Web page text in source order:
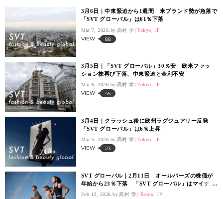
3月6日｜中東緊迫から1週間 米ブランド勢が急落で
「SVT グローバル」は61％下落
Mar 7, 2026. 高村 学 Tokyo, JP
VIEW 88
3月5日｜「SVT グローバル」30％安 欧米ファッ
ション株再び下落、中東緊迫と金利不安
Mar 6, 2026. 高村 学 Tokyo, JP
VIEW 45
3月4日｜クラッシュ後に欧州ラグジュアリー反発
「SVT グローバル」は6％上昇
Mar 5, 2026. 高村 学 Tokyo, JP
VIEW 23
SVT グローバル｜2月11日 オールバーズの株価が
年始から23％下落 「SVT グローバル」はマイナス
5.53％と反落
Feb 12, 2026. 高村 学 Tokyo, JP